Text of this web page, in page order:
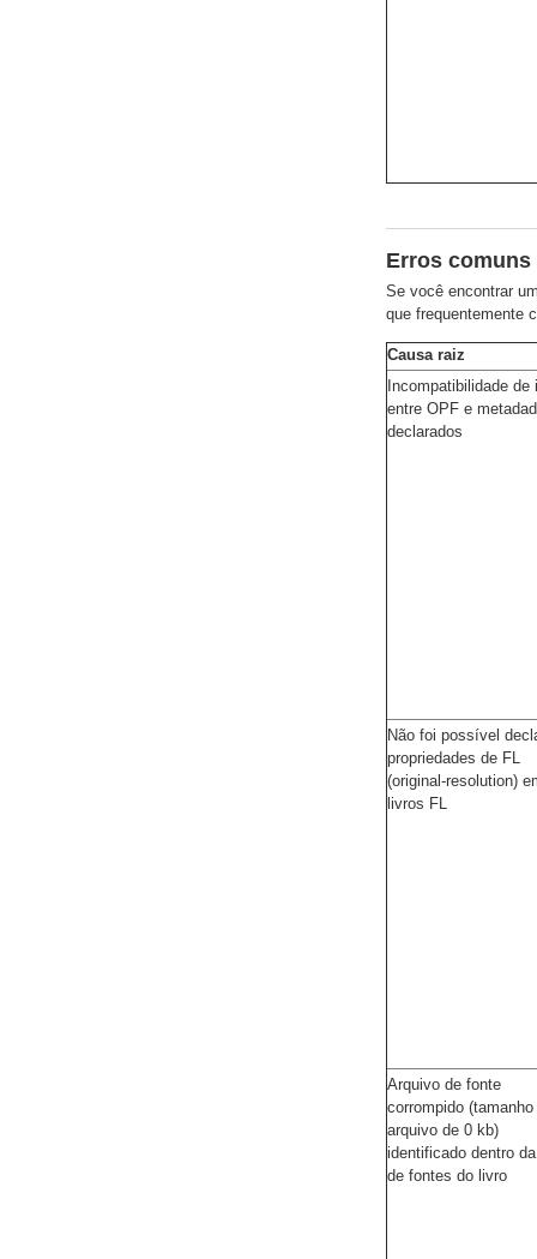
Erros
Se você encontrar
que frequentemente
Causa raiz
Incompatibilidade de
entre OPF e
declarados
Não foi possível
propriedades de FL
(original-resolution)
livros FL
Arquivo de fonte
corrompido (tamanho
arquivo de 0 kb)
identificado dentro
de fontes do livro